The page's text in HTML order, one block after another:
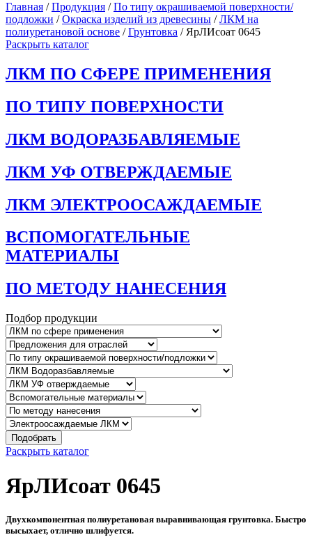
Главная /Продукция /По типу окрашиваемой поверхности/
подложки /Окраска изделий из древесины /ЛКМ на
полиуретановой основе /Грунтовка / ЯрЛИсоат 0645
Раскрыть каталог
ЛКМ ПО СФЕРЕ ПРИМЕНЕНИЯ
ПО ТИПУ ПОВЕРХНОСТИ
ЛКМ ВОДОРАЗБАВЛЯЕМЫЕ
ЛКМ УФ ОТВЕРЖДАЕМЫЕ
ЛКМ ЭЛЕКТРООСАЖДАЕМЫЕ
ВСПОМОГАТЕЛЬНЫЕ
МАТЕРИАЛЫ
ПО МЕТОДУ НАНЕСЕНИЯ
Подбор продукции
Подобрать
Раскрыть каталог
ЯрЛИсоат 0645
Двухкомпонентная полиуретановая выравнивающая грунтовка. Быстро
высыхает, отлично шлифуется.